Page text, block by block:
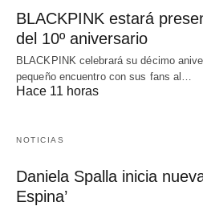
BLACKPINK estará
del 10º aniversario
BLACKPINK celebrará su décimo
pequeño encuentro con sus fans al…
Hace 11 horas
NOTICIAS
Daniela Spalla inicia
Espina’